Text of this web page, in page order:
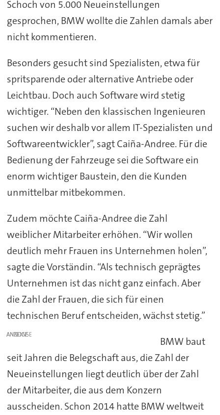
Schoch von 5.000 Neueinstellungen
gesprochen, BMW wollte die Zahlen damals aber
nicht kommentieren.
Besonders gesucht sind Spezialisten, etwa für
spritsparende oder alternative Antriebe oder
Leichtbau. Doch auch Software wird stetig
wichtiger. “Neben den klassischen Ingenieuren
suchen wir deshalb vor allem IT-Spezialisten und
Softwareentwickler”, sagt Caiña-Andree. Für die
Bedienung der Fahrzeuge sei die Software ein
enorm wichtiger Baustein, den die Kunden
unmittelbar mitbekommen.
Zudem möchte Caiña-Andree die Zahl
weiblicher Mitarbeiter erhöhen. “Wir wollen
deutlich mehr Frauen ins Unternehmen holen”,
sagte die Vorständin. “Als technisch geprägtes
Unternehmen ist das nicht ganz einfach. Aber
die Zahl der Frauen, die sich für einen
technischen Beruf entscheiden, wächst stetig.”
ANZEIGE
BMW baut
seit Jahren die Belegschaft aus, die Zahl der
Neueinstellungen liegt deutlich über der Zahl
der Mitarbeiter, die aus dem Konzern
ausscheiden. Schon 2014 hatte BMW weltweit